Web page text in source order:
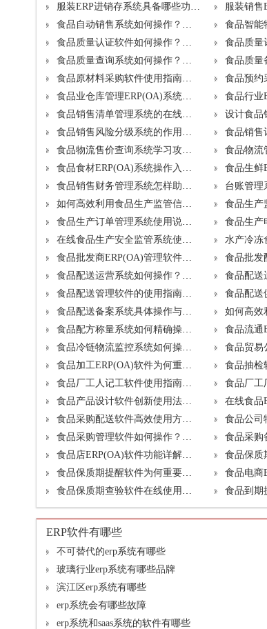
服装ERP进销存系统具备哪些功能？自动化如何提升运营效率？
食品自动销售系统如何操作？免费升级包括哪些？
食品质量认证软件如何操作？升级时需注意什么？
食品质量查询系统如何操作？升级方案概览
食品原材料采购软件使用指南及升级步骤是什么？
食品业仓库管理ERP(OA)系统有何必要性及提供哪些免费升级？
食品销售清单管理系统的在线使用技巧与升级要点？
食品销售风险分级系统的作用及升级路径是什么？
食品物流售价查询系统学习攻略，如何顺畅升级？
食品食材ERP(OA)系统操作入门及免费升级概览
食品销售财务管理系统怎样助力精准管理？升级需考虑哪些因素？
如何高效利用食品生产监管信息系统？升级后能带来哪些新功能？
食品生产订单管理系统使用说明及升级步骤
在线食品生产安全监管系统使用教程与免费升级项目
食品批发商ERP(OA)管理软件实战教程，免费升级亮点？
食品配送运营系统如何操作？升级需考虑哪些方面？
食品配送管理软件的使用指南与未来升级规划是什么？
食品配送备案系统具体操作与升级途径是什么？
食品配方称量系统如何精确操作？哪些升级免费？
食品冷链物流监控系统如何操作？升级方案详解
食品加工ERP(OA)软件为何重要？升级方案如何规划？
食品厂工人记工软件使用指南，轻松掌握升级技巧
食品产品设计软件创新使用法，升级策略揭秘
食品采购配送软件高效使用方法及升级流程
食品采购管理软件如何操作？升级方案大公开
食品店ERP(OA)软件功能详解及升级路径规划
食品保质期提醒软件为何重要？升级时需注意哪些事项？
食品保质期查验软件在线使用技巧及升级考量点
ERP软件有哪些
不可替代的erp系统有哪些
玻璃行业erp系统有哪些品牌
滨江区erp系统有哪些
erp系统会有哪些故障
erp系统和saas系统的软件有哪些